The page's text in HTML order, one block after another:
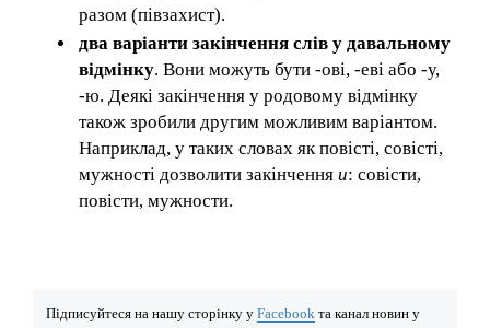
разом (півзахист).
два варіанти закінчення слів у давальному
відмінку. Вони можуть бути -ові, -еві або -у,
-ю. Деякі закінчення у родовому відмінку
також зробили другим можливим варіантом.
Наприклад, у таких словах як повісті, совісті,
мужності дозволити закінчення и: совісти,
повісти, мужности.
Підписуйтеся на нашу сторінку у Facebook та канал новин у